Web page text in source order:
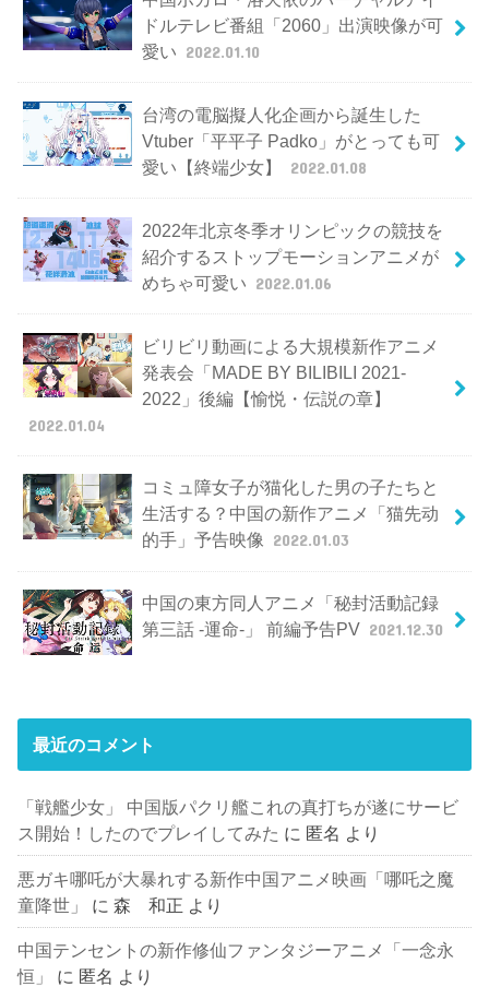
ドルテレビ番組「2060」出演映像が可
愛い 2022.01.10
台湾の電脳擬人化企画から誕生した
Vtuber「平平子 Padko」がとっても可
愛い【終端少女】
2022.01.08
2022年北京冬季オリンピックの競技を
紹介するストップモーションアニメが
めちゃ可愛い 2022.01.06
ビリビリ動画による大規模新作アニメ
発表会「MADE BY BILIBILI 2021-
2022」後編【愉悦・伝説の章】
2022.01.04
コミュ障女子が猫化した男の子たちと
生活する？中国の新作アニメ「猫先动
的手」予告映像
2022.01.03
中国の東方同人アニメ「秘封活動記録
第三話 -運命-」 前編予告PV 2021.12.30
最近のコメント
「戦艦少女」 中国版パクリ艦これの真打ちが遂にサービ
ス開始！したのでプレイしてみた に 匿名 より
悪ガキ哪吒が大暴れする新作中国アニメ映画「哪吒之魔
童降世」
に森 和正 より
中国テンセントの新作修仙ファンタジーアニメ「一念永
恒」
に 匿名 より